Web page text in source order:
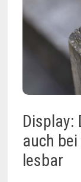
Display:
auch
lesbar